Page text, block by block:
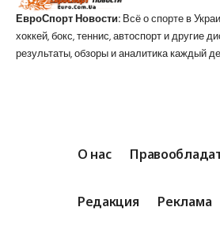
ЕвроСпорт Новости: Всё о спорте в
хоккей, бокс, теннис, автоспорт и другие
результаты, обзоры и аналитика каждый
О нас
Редакция Реклама